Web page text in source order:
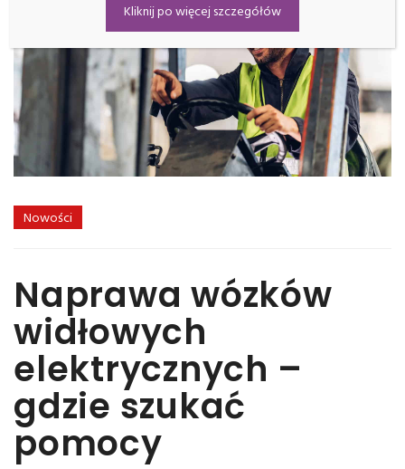
Nowości
Naprawa wózków
widłowych
elektrycznych –
gdzie szukać
pomocy
Kliknij po więcej szczegółów